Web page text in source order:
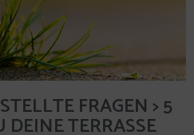
FRAGEN > 5
TERRASSE